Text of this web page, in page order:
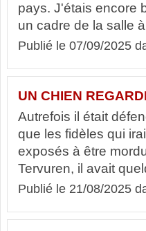
pays. J'étais encore
un cadre de la salle
Publié le 07/09/2025
UN CHIEN
Autrefois il était
que les fidèles qui
exposés à être
Tervuren, il avait
Publié le 21/08/2025